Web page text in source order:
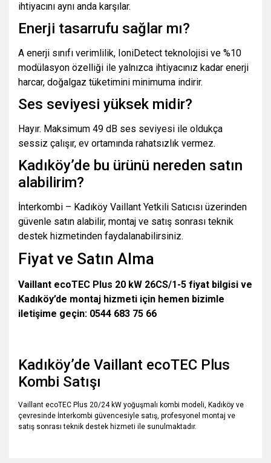
ihtiyacını aynı anda karşılar.
Enerji tasarrufu sağlar mı?
A enerji sınıfı verimlilik, IoniDetect teknolojisi ve %10
modülasyon özelliği ile yalnızca ihtiyacınız kadar enerji
harcar, doğalgaz tüketimini minimuma indirir.
Ses seviyesi yüksek midir?
Hayır. Maksimum 49 dB ses seviyesi ile oldukça
sessiz çalışır, ev ortamında rahatsızlık vermez.
Kadıköy’de bu ürünü nereden satın
alabilirim?
İnterkombi – Kadıköy Vaillant Yetkili Satıcısı üzerinden
güvenle satın alabilir, montaj ve satış sonrası teknik
destek hizmetinden faydalanabilirsiniz.
Fiyat ve Satın Alma
Vaillant ecoTEC Plus 20 kW 26CS/1-5 fiyat bilgisi ve
Kadıköy’de montaj hizmeti için hemen bizimle
iletişime geçin: 0544 683 75 66
Kadıköy’de Vaillant ecoTEC Plus
Kombi Satışı
Vaillant ecoTEC Plus 20/24 kW yoğuşmalı kombi modeli, Kadıköy ve
çevresinde İnterkombi güvencesiyle satış, profesyonel montaj ve
satış sonrası teknik destek hizmeti ile sunulmaktadır.